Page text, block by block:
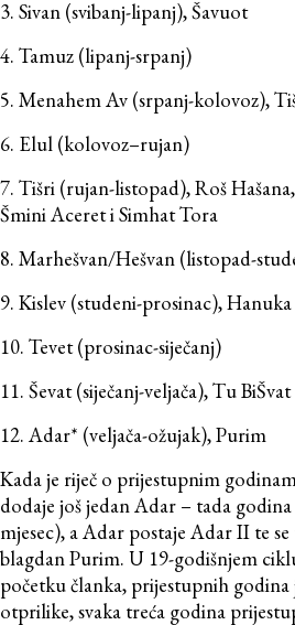
3. Sivan (svibanj-lipanj), Šavuot
4. Tamuz (lipanj-srpanj)
5. Menahem Av (srpanj-kolovoz),
6. Elul (kolovoz–rujan)
7. Tišri (rujan-listopad), Roš
Šmini Aceret i Simhat Tora
8. Marhešvan/Hešvan (listopad-
9. Kislev (studeni-prosinac), Hanuka
10. Tevet (prosinac-siječanj)
11. Ševat (siječanj-veljača), Tu BiŠvat
12. Adar* (veljača-ožujak), Purim
Kada je riječ o prijestupnim
dodaje još jedan Adar – tada
mjesec), a Adar postaje Adar II te
blagdan Purim. U 19-godišnjem
početku članka, prijestupnih godina
otprilike, svaka treća godina